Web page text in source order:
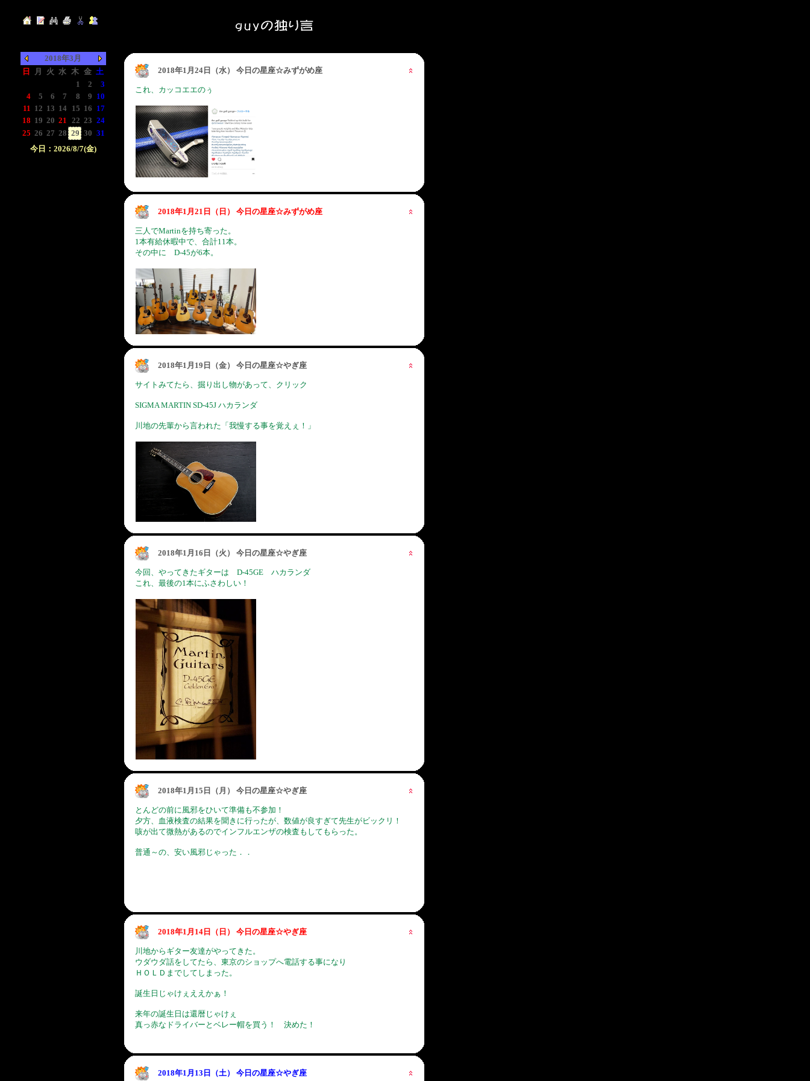
2018年3月
日
月 火 水 木 金 土
1 2
3
4
5 6 7 8 9 10
11 12 13 14 15 16 17
18 19 20 21 22 23 24
25 26 27 28 29 30 31
今日：2026/8/7(金)
2018年1月24日（水） 今日の星座☆みずがめ座
これ、カッコエエのぅ
2018年1月21日（日） 今日の星座☆みずがめ座
三人でMartinを持ち寄った。
1本有給休暇中で、合計11本。
その中に D-45が6本。
2018年1月19日（金） 今日の星座☆やぎ座
サイトみてたら、掘り出し物があって、クリック
SIGMA MARTIN SD-45J ハカランダ
川地の先輩から言われた「我慢する事を覚えぇ！」
2018年1月16日（火） 今日の星座☆やぎ座
今回、やってきたギターは D-45GE ハカランダ
これ、最後の1本にふさわしい！
2018年1月15日（月） 今日の星座☆やぎ座
とんどの前に風邪をひいて準備も不参加！
夕方、血液検査の結果を聞きに行ったが、数値が良すぎて先生がビックリ！
咳が出て微熱があるのでインフルエンザの検査もしてもらった。
普通～の、安い風邪じゃった．．
2018年1月14日（日） 今日の星座☆やぎ座
川地からギター友達がやってきた。
ウダウダ話をしてたら、東京のショップへ電話する事になり
ＨＯＬＤまでしてしまった。
誕生日じゃけぇええかぁ！
来年の誕生日は還暦じゃけぇ
真っ赤なドライバーとベレー帽を買う！ 決めた！
2018年1月13日（土） 今日の星座☆やぎ座